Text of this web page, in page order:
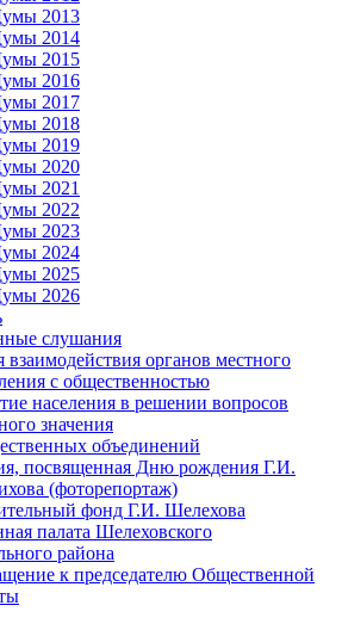
2013
2014
2015
2016
2017
2018
2019
2020
2021
2022
2023
2024
2025
2026
слушания
органов местного
с общественностью
населения в решении вопросов
значения
объединений
посвященная Дню рождения Г.И.
(фоторепортаж)
фонд Г.И. Шелехова
палата Шелеховского
района
к председателю Общественной